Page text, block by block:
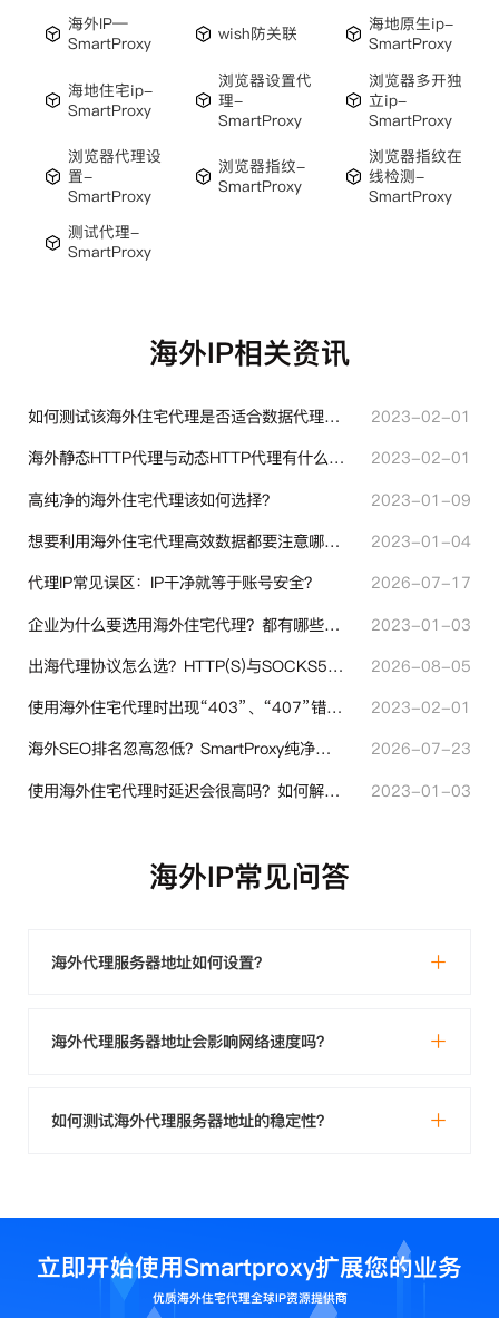
海外IP—
SmartProxy
wish防关联
海地原生ip-
SmartProxy
海地住宅ip-
SmartProxy
浏览器设置代
理-
SmartProxy
浏览器多开独
立ip-
SmartProxy
浏览器代理设
置-
SmartProxy
浏览器指纹-
SmartProxy
浏览器指纹在
线检测-
SmartProxy
测试代理-
SmartProxy
海外IP相关资讯
如何测试该海外住宅代理是否适合数据代理使用？
2023-02-01
海外静态HTTP代理与动态HTTP代理有什么不同？
2023-02-01
高纯净的海外住宅代理该如何选择？
2023-01-09
想要利用海外住宅代理高效数据都要注意哪些地方？
2023-01-04
代理IP常见误区：IP干净就等于账号安全？
2026-07-17
企业为什么要选用海外住宅代理？都有哪些帮助？
2023-01-03
出海代理协议怎么选？HTTP(S)与SOCKS5核心差异与选型技巧
2026-08-05
使用海外住宅代理时出现“403”、“407”错误代码时代表什么？
2023-02-01
海外SEO排名忽高忽低？SmartProxy纯净住宅IP助力站点权重稳定
2026-07-23
使用海外住宅代理时延迟会很高吗？如何解决？
2023-01-03
海外IP常见问答
海外代理服务器地址如何设置？
海外代理服务器地址会影响网络速度吗？
如何测试海外代理服务器地址的稳定性？
立即开始使用Smartproxy扩展您的业务
优质海外住宅代理全球IP资源提供商